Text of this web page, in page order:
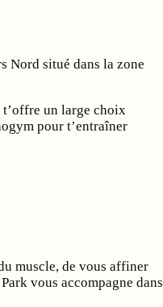
Nord situé dans la zone
t’offre un large choix
pour t’entraîner
muscle, de vous affiner
vous accompagne dans